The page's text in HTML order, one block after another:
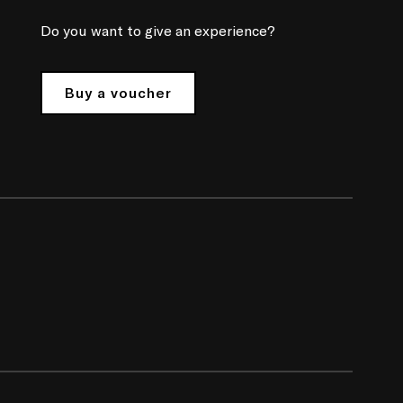
Do you want to give an experience?
Buy a voucher